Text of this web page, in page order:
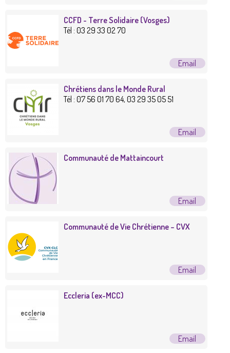
CCFD - Terre Solidaire (Vosges)
Tél :03 29 33 02 70
Chrétiens dans le Monde Rural
Tél :07 56 01 70 64, 03 29 35 05 51
Communauté de Mattaincourt
Communauté de Vie Chrétienne – CVX
Eccleria (ex-MCC)